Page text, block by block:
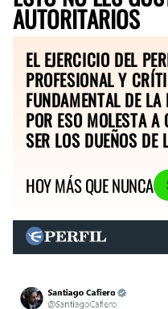
AUTORITARIOS
EL EJERCICIO DEL
PROFESIONAL Y
FUNDAMENTAL DE
POR ESO MOLESTA A
SER LOS DUEÑOS DE
HOY MÁS QUE NUNCA